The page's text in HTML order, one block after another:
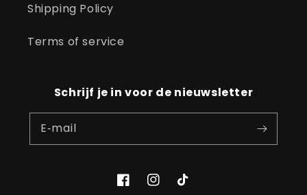
Shipping Policy
Terms of service
Schrijf je in voor de nieuwsletter
E‑mail
FacebookInstagram
TikTok